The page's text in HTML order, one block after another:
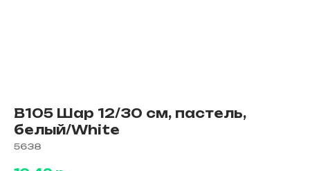
B105 Шар 12/30 см, пастель,
белый/White
5638